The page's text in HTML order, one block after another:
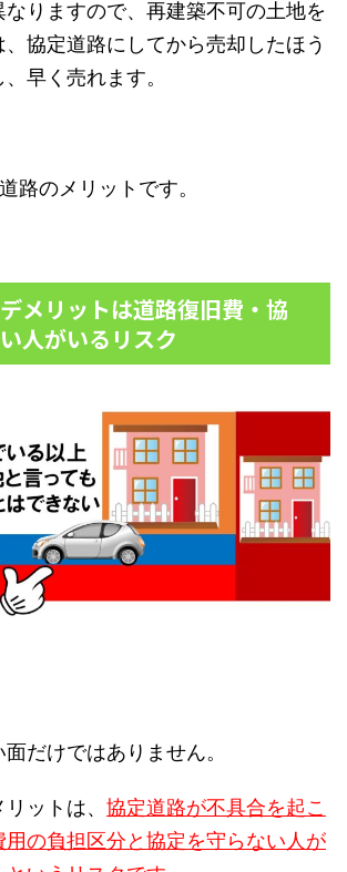
りますので、再建築不可の土地を
協定道路にしてから売却したほう
早く売れます。
路のメリットです。
メリットは道路復旧費・協
人がいるリスク
だけではありません。
ットは、 協定道路が不具合を起こ
用の負担区分と協定を守らない人が